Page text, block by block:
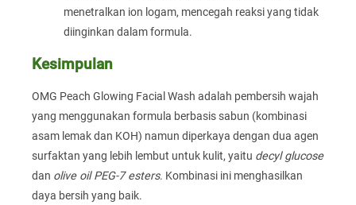
menetralkan ion logam, mencegah reaksi yang tidak
diinginkan dalam formula.
Kesimpulan
OMG Peach Glowing Facial Wash adalah pembersih wajah
yang menggunakan formula berbasis sabun (kombinasi
asam lemak dan KOH) namun diperkaya dengan dua agen
surfaktan yang lebih lembut untuk kulit, yaitu decyl glucose
dan olive oil PEG-7 esters. Kombinasi ini menghasilkan
daya bersih yang baik.